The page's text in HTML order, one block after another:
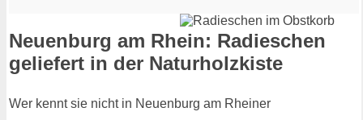
Neuenburg am Rhein: Radieschen
geliefert in der Naturholzkiste
Wer kennt sie nicht in Neuenburg am Rheiner